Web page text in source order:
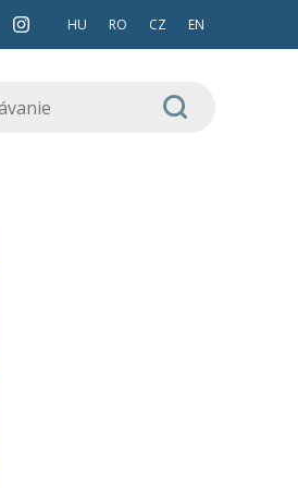
HU RO CZ EN